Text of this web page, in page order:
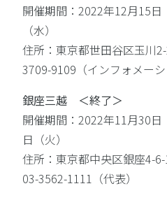
開催期間：2022年12月15
（水）
住所：東京都世田谷区玉川
3709-9109（インフォメーシ
銀座三越 ＜終了＞
開催期間：2022年11月30
日（火）
住所：東京都中央区銀座4-
03-3562-1111（代表）